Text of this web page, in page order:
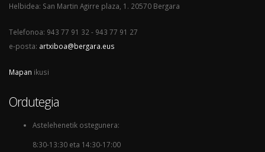
Helbidea: San Martin Agirre plaza, 1. 20570 Bergara
Telefonoa: 943 77 91 32 - 943 77 91 27
e-posta: artxiboa@bergara.eus
Mapan ikusi
Ordutegia
Astelehenetik ostegunera:
8:30-13:30 eta 14:30-17:00